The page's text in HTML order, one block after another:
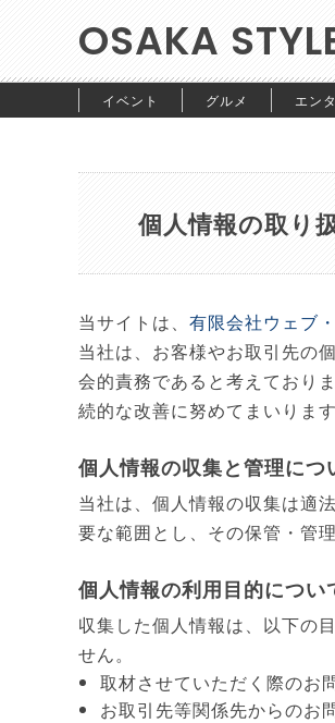
OSAKA
イベント グルメ エン
個人情報の取り
当サイトは、 有限会社ウェブ
当社は、お客様やお取引先の
会的責務であると考えており
続的な改善に努めてまいります
個人情報の収集と管理につ
当社は、個人情報の収集は適
要な範囲とし、その保管・管
個人情報の利用目的につい
収集した個人情報は、以下の
せん。
取材させていただく際のお
お取引先等関係先からのお